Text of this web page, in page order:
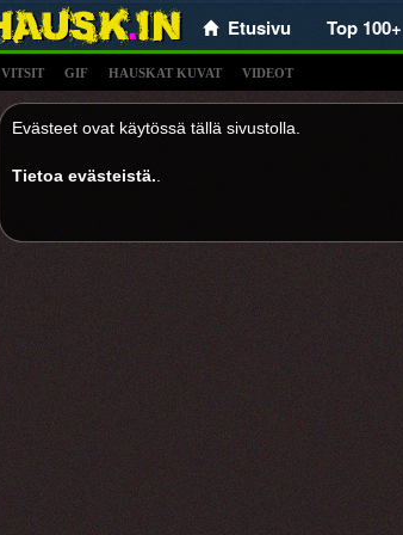
Etusivu Top 100+
VITSIT GIF HAUSKAT KUVAT VIDEOT
Evästeet ovat käytössä tällä sivustolla.
Tietoa evästeistä.